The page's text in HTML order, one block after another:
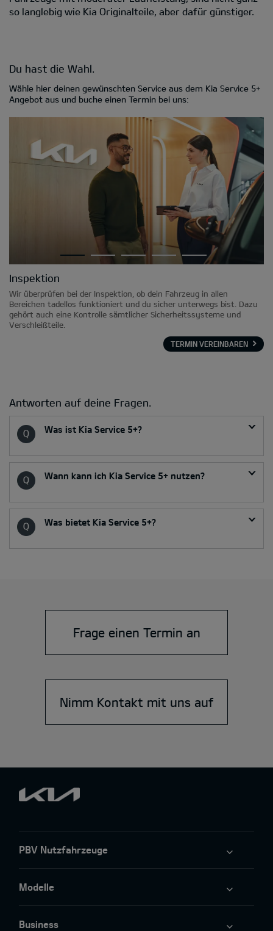
so langlebig wie Kia Originalteile, aber dafür günstiger.
Du hast die Wahl.
Wähle hier deinen gewünschten Service aus dem Kia Service 5+
Angebot aus und buche einen Termin bei uns:
Inspektion
Wir überprüfen bei der Inspektion, ob dein Fahrzeug in allen
Bereichen tadellos funktioniert und du sicher unterwegs bist. Dazu
gehört auch eine Kontrolle sämtlicher Sicherheitssysteme und
Verschleißteile.
TERMIN VEREINBAREN
Antworten auf deine Fragen.
Was ist Kia Service 5+?
Wann kann ich Kia Service 5+ nutzen?
Was bietet Kia Service 5+?
Frage einen Termin an
Nimm Kontakt mit uns auf
PBV Nutzfahrzeuge
Modelle
Business